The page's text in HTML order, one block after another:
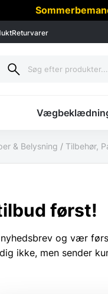
Returvarer
& Belysning / Tilbehør,
først!
og vær
ikke, men sender